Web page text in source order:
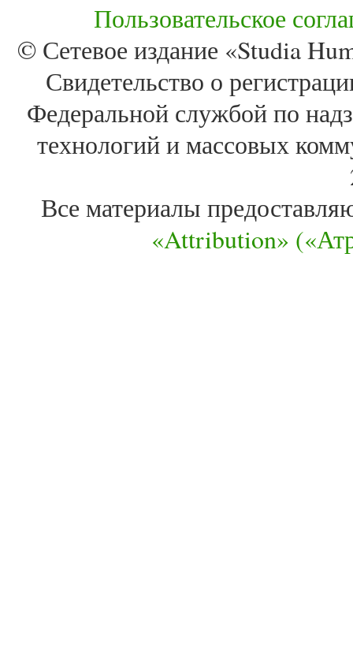
Пользовательское
© Сетевое издание «Studia
Свидетельство о
Федеральной службой по
технологий и массовых
Все материалы
«Attribution»